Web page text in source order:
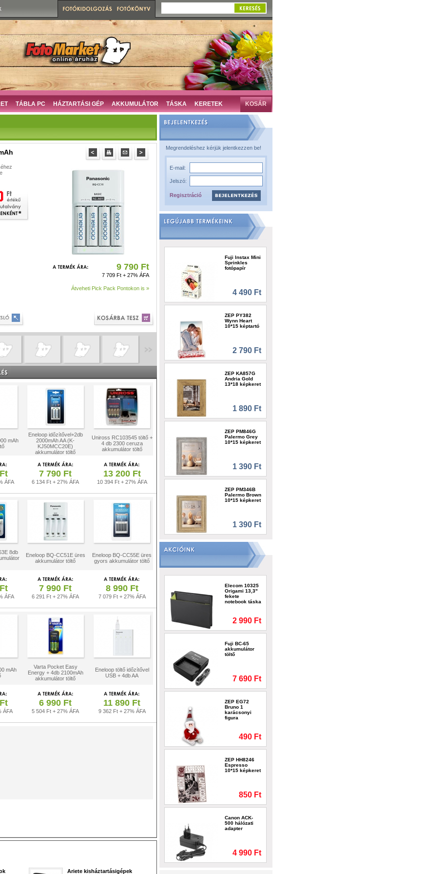
TÁBLA PC HÁZTARTÁSI GÉP AKKUMULÁTOR TÁSKA KERETEK KOSÁR
9 790 Ft
7 709 Ft + 27% ÁFA
Átveheti Pick Pack Pontokon is »
mAh
Eneloop időzítővel+2db
2000mAh AA (K-
KJ50MCC20E)
akkumulátor töltő
Uniross RC103545 töltő +
4 db 2300 ceruza
akkumulátor töltő
ÁFA
7 790 Ft
6 134 Ft + 27% ÁFA
13 200 Ft
10 394 Ft + 27% ÁFA
8db
Eneloop BQ-CC51E üres
akkumulátor töltő
Eneloop BQ-CC55E üres
gyors akkumulátor töltő
ÁFA
7 990 Ft
6 291 Ft + 27% ÁFA
8 990 Ft
7 079 Ft + 27% ÁFA
mAh
Varta Pocket Easy
Energy + 4db 2100mAh
akkumulátor töltő
Eneloop töltő időzítővel
USB + 4db AA
ÁFA
6 990 Ft
5 504 Ft + 27% ÁFA
11 890 Ft
9 362 Ft + 27% ÁFA
Ariete kisháztartásigépek
Megrendeléshez kérjük jelentkezzen be!
E-mail:
Jelszó:
Regisztráció
Fuji Instax Mini
Sprinkles
fotópapír
4 490 Ft
ZEP PY382
Wynn Heart
10*15 képtartó
2 790 Ft
ZEP KA857G
Andria Gold
13*18 képkeret
1 890 Ft
ZEP PM846G
Palermo Grey
10*15 képkeret
1 390 Ft
ZEP PM346B
Palermo Brown
10*15 képkeret
1 390 Ft
Elecom 10325
Origami 13,3"
fekete
notebook táska
2 990 Ft
Fuji BC-65
akkumulátor
töltő
7 690 Ft
ZEP EG72
Bruno 1
karácsonyi
figura
490 Ft
ZEP HH8246
Espresso
10*15 képkeret
850 Ft
Canon ACK-
500 hálózati
adapter
4 990 Ft